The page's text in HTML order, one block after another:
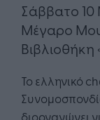
Σάββατο 10
Μέγαρο
Βιβλιοθήκη
Το ελληνικό
διοργανώνει